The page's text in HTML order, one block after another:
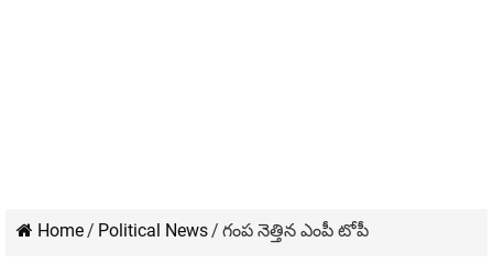
Home/ Political News/ గంప నెత్తిన ఎంపీ టోపీ